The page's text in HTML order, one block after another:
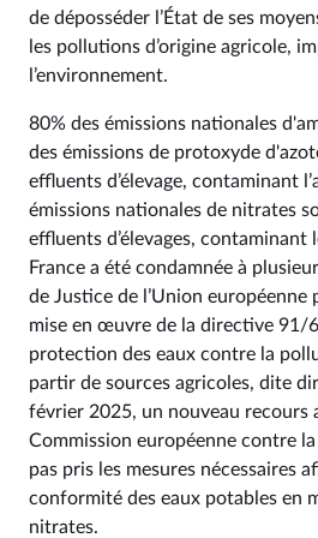
de déposséder l’État de ses
les pollutions d’origine agricole,
l’environnement.
80% des émissions nationales
des émissions de protoxyde
effluents d’élevage, contaminant
émissions nationales de nitrates
effluents d’élevages, contaminant
France a été condamnée à
de Justice de l’Union européenne
mise en œuvre de la directive 91/
protection des eaux contre la
partir de sources agricoles, dite
février 2025, un nouveau recours
Commission européenne contre
pas pris les mesures nécessaires
conformité des eaux potables en
nitrates.